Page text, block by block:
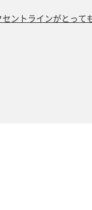
ントラインがとって